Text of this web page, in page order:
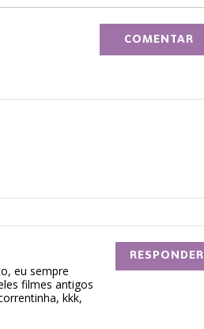
eu sempre
filmes antigos
kkk,
RESPONDER